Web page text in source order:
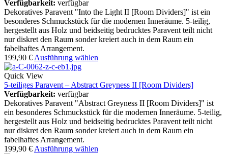
Verfügbarkeit: verfügbar
Dekoratives Paravent "Into the Light II [Room Dividers]" ist ein
besonderes Schmuckstück für die modernen Inneräume. 5-teilig,
hergestellt aus Holz und beidseitig bedrucktes Paravent teilt nicht
nur diskret den Raum sonder kreiert auch in dem Raum ein
fabelhaftes Arrangement.
199,90 € Ausführung wählen
Quick View
5-teiliges Paravent – Abstract Greyness II [Room Dividers]
Verfügbarkeit: verfügbar
Dekoratives Paravent "Abstract Greyness II [Room Dividers]" ist
ein besonderes Schmuckstück für die modernen Inneräume. 5-teilig,
hergestellt aus Holz und beidseitig bedrucktes Paravent teilt nicht
nur diskret den Raum sonder kreiert auch in dem Raum ein
fabelhaftes Arrangement.
199,90 € Ausführung wählen